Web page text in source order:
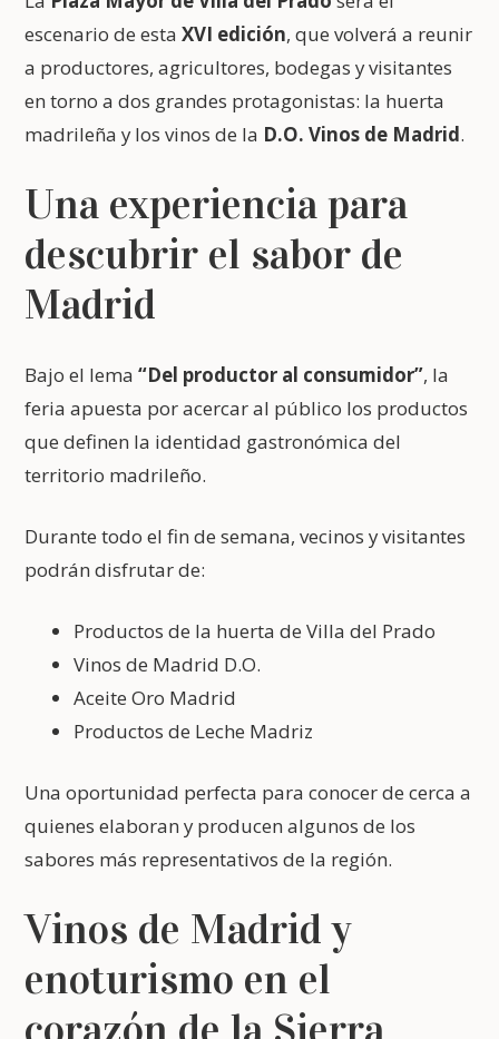
escenario de estaXVI edición, que volverá a reunir
a productores, agricultores, bodegas y visitantes
en torno a dos grandes protagonistas: la huerta
madrileña y los vinos de la D.O. Vinos de Madrid.
Una experiencia para
descubrir el sabor de
Madrid
Bajo el lema“Del productor al consumidor”, la
feria apuesta por acercar al público los productos
que definen la identidad gastronómica del
territorio madrileño.
Durante todo el fin de semana, vecinos y visitantes
podrán disfrutar de:
Productos de la huerta de Villa del Prado
Vinos de Madrid D.O.
Aceite Oro Madrid
Productos de Leche Madriz
Una oportunidad perfecta para conocer de cerca a
quienes elaboran y producen algunos de los
sabores más representativos de la región.
Vinos de Madrid y
enoturismo en el